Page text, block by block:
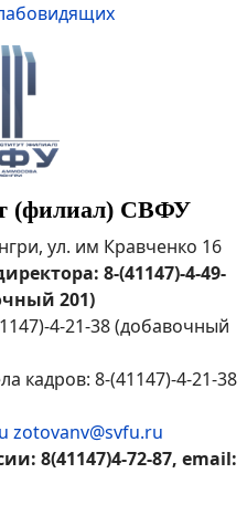
(филиал) СВФУ
ул. им Кравченко 16
8-(41147)-4-49-
201)
4-21-38 (добавочный
кадров: 8-(41147)-4-21-38
zotovanv@svfu.ru
8(41147)4-72-87, email: